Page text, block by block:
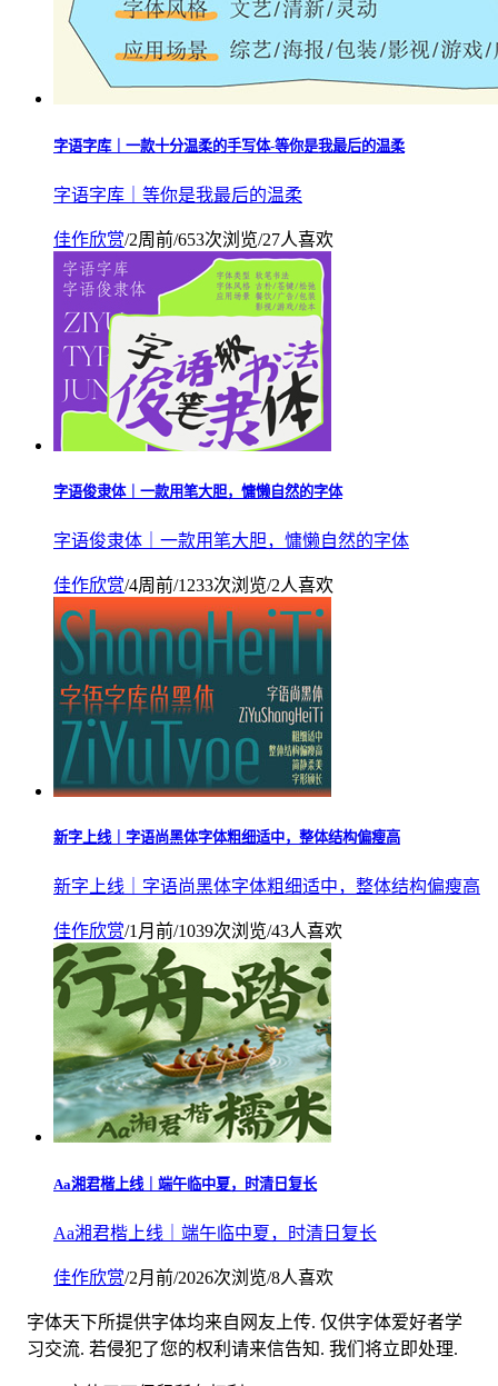
字语字库｜一款十分温柔的手写体-等你是我最后的温柔
字语字库｜等你是我最后的温柔
佳作欣赏/2周前/653次浏览/27人喜欢
字语俊隶体｜一款用笔大胆，慵懒自然的字体
字语俊隶体｜一款用笔大胆，慵懒自然的字体
佳作欣赏/4周前/1233次浏览/2人喜欢
新字上线｜字语尚黑体字体粗细适中，整体结构偏瘦高
新字上线｜字语尚黑体字体粗细适中，整体结构偏瘦高
佳作欣赏/1月前/1039次浏览/43人喜欢
Aa湘君楷上线｜端午临中夏，时清日复长
Aa湘君楷上线｜端午临中夏，时清日复长
佳作欣赏/2月前/2026次浏览/8人喜欢
字体天下所提供字体均来自网友上传. 仅供字体爱好者学
习交流. 若侵犯了您的权利请来信告知. 我们将立即处理.